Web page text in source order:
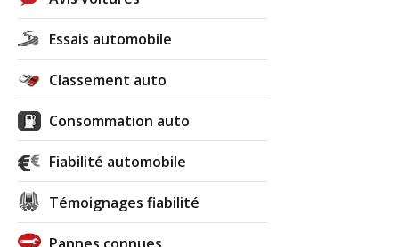
Essais automobile
Classement auto
Consommation auto
Fiabilité automobile
Témoignages fiabilité